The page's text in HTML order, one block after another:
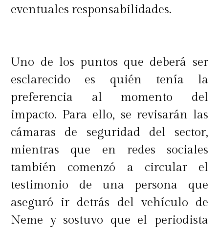
eventuales responsabilidades.
Uno de los puntos que deberá ser
esclarecido es quién tenía la
preferencia al momento del
impacto. Para ello, se revisarán las
cámaras de seguridad del sector,
mientras que en redes sociales
también comenzó a circular el
testimonio de una persona que
aseguró ir detrás del vehículo de
Neme y sostuvo que el periodista